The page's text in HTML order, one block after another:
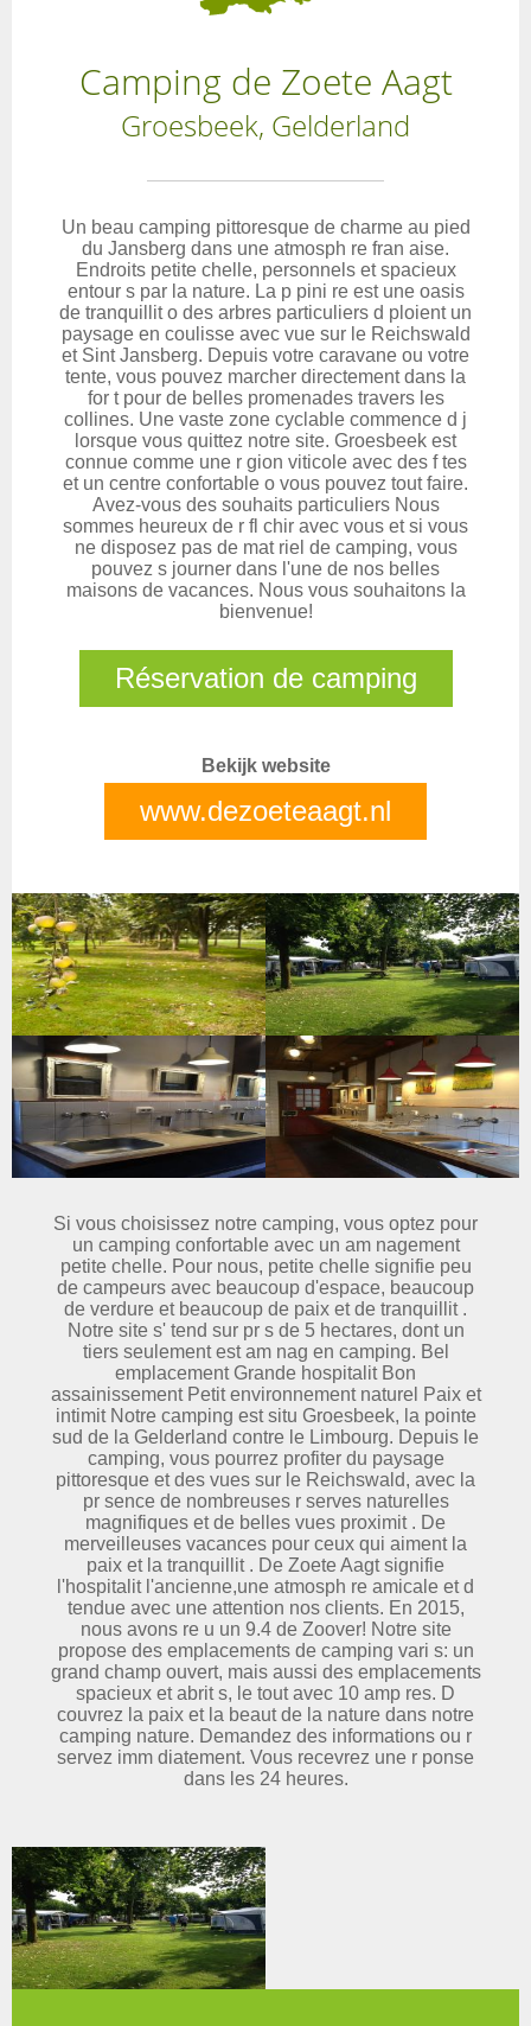
Camping de Zoete Aagt
Groesbeek, Gelderland
Un beau camping pittoresque de charme au pied
du Jansberg dans une atmosph re fran aise.
Endroits petite chelle, personnels et spacieux
entour s par la nature. La p pini re est une oasis
de tranquillit o des arbres particuliers d ploient un
paysage en coulisse avec vue sur le Reichswald
et Sint Jansberg. Depuis votre caravane ou votre
tente, vous pouvez marcher directement dans la
for t pour de belles promenades travers les
collines. Une vaste zone cyclable commence d j
lorsque vous quittez notre site. Groesbeek est
connue comme une r gion viticole avec des f tes
et un centre confortable o vous pouvez tout faire.
Avez-vous des souhaits particuliers Nous
sommes heureux de r fl chir avec vous et si vous
ne disposez pas de mat riel de camping, vous
pouvez s journer dans l'une de nos belles
maisons de vacances. Nous vous souhaitons la
bienvenue!
Réservation de camping
Bekijk website
www.dezoeteaagt.nl
Si vous choisissez notre camping, vous optez pour
un camping confortable avec un am nagement
petite chelle. Pour nous, petite chelle signifie peu
de campeurs avec beaucoup d'espace, beaucoup
de verdure et beaucoup de paix et de tranquillit .
Notre site s' tend sur pr s de 5 hectares, dont un
tiers seulement est am nag en camping. Bel
emplacement Grande hospitalit Bon
assainissement Petit environnement naturel Paix et
intimit Notre camping est situ Groesbeek, la pointe
sud de la Gelderland contre le Limbourg. Depuis le
camping, vous pourrez profiter du paysage
pittoresque et des vues sur le Reichswald, avec la
pr sence de nombreuses r serves naturelles
magnifiques et de belles vues proximit . De
merveilleuses vacances pour ceux qui aiment la
paix et la tranquillit . De Zoete Aagt signifie
l'hospitalit l'ancienne,une atmosph re amicale et d
tendue avec une attention nos clients. En 2015,
nous avons re u un 9.4 de Zoover! Notre site
propose des emplacements de camping vari s: un
grand champ ouvert, mais aussi des emplacements
spacieux et abrit s, le tout avec 10 amp res. D
couvrez la paix et la beaut de la nature dans notre
camping nature. Demandez des informations ou r
servez imm diatement. Vous recevrez une r ponse
dans les 24 heures.